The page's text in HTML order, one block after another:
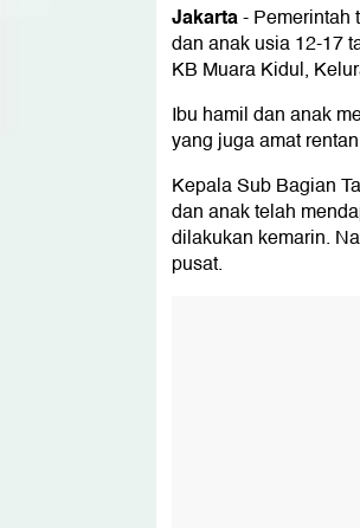
Jakarta-Pemerintah
dan anak usia 12-17
KB Muara Kidul,
Ibu hamil dan anak
yang juga amat
Kepala Sub Bagian
dan anak telah
dilakukan kemarin.
pusat.